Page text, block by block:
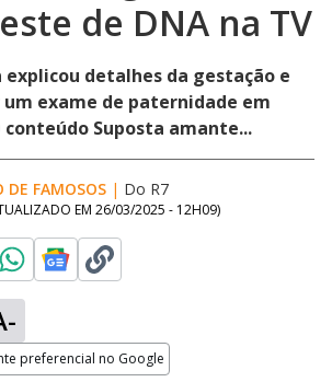
de DNA na TV
detalhes da gestação e
exame de paternidade em
conteúdo Suposta amante...
DE FAMOSOS | Do R7
EM 26/03/2025 - 12H09)
preferencial no Google